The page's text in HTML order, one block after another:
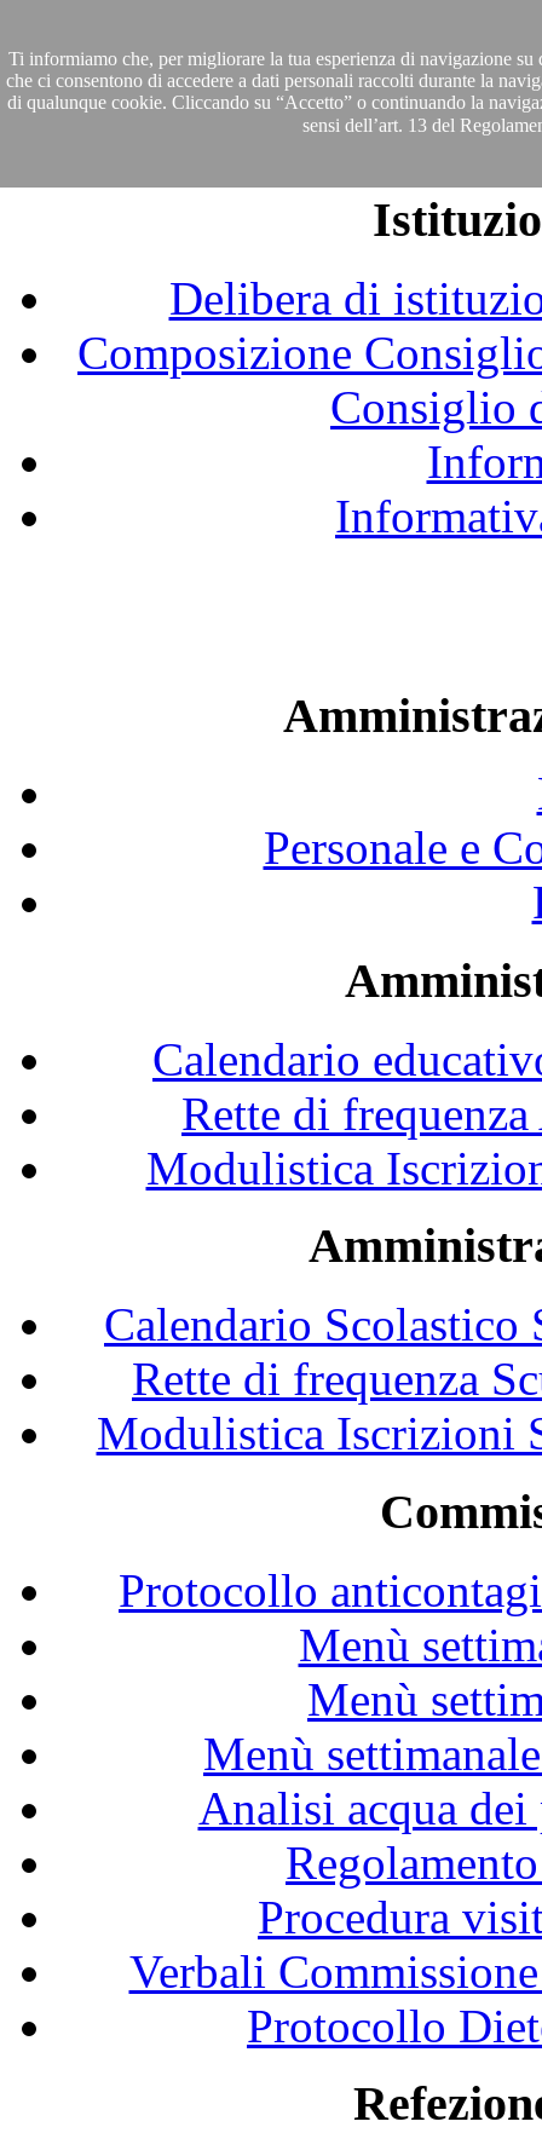
Delibera di
Composizione
Consiglio
Personale e
Calendario
Rette di
Modulistica
Calendario
Rette di frequenza
Modulistica Iscrizioni
Protocollo
Menù
Menù
Menù
Analisi acqua
Procedura
Verbali
Protocollo
Ti informiamo che, per migliorare la tua esperienza di navigazione
che ci consentono di accedere a dati personali raccolti durante la
di qualunque cookie. Cliccando su “Accetto” o continuando la
sensi dell’art. 13 del